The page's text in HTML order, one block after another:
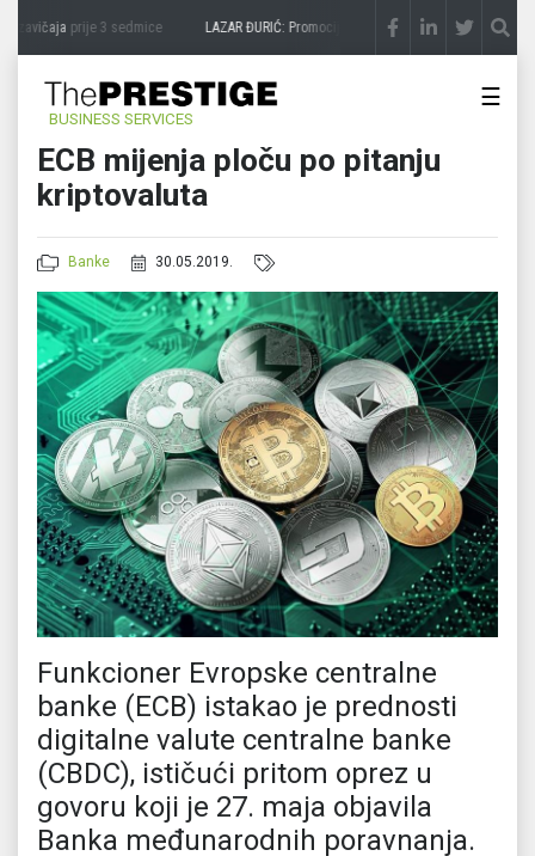
zavičajaprije 3 sedmice LAZAR ĐURIĆ: Promocija potencijal pretvara u destinaciju
BUSINESS SERVICES
☰
ECB mijenja ploču po pitanju
kriptovaluta
Banke 30.05.2019.
Funkcioner Evropske centralne
banke (ECB) istakao je prednosti
digitalne valute centralne banke
(CBDC), ističući pritom oprez u
govoru koji je 27. maja objavila
Banka međunarodnih poravnanja.